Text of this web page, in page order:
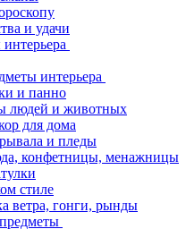
и удачи
интерьера
и панно
людей и животных
для дома
и пледы
конфетницы, менажницы
стиле
ветра, гонги, рынды